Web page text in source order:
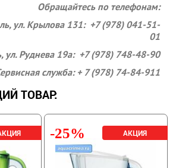
Обращайтесь по телефонам:
ул. Крылова 131: +7 (978) 041-51-
01
ул. Руднева 19а: +7 (978) 748-48-90
служба: + 7 (978) 74-84-911
ТОВАР:
-25%